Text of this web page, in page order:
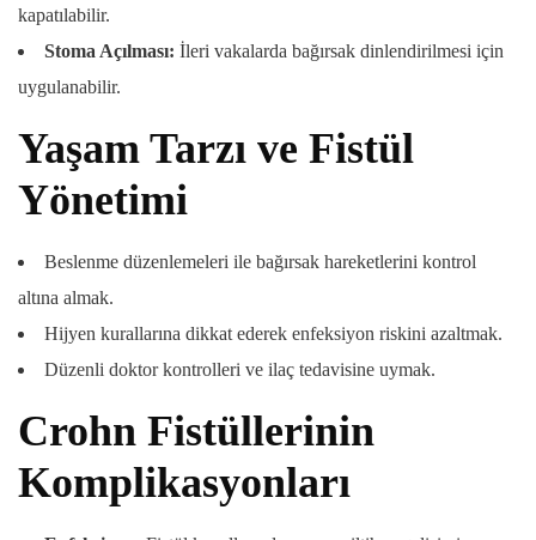
kapatılabilir.
Stoma Açılması: İleri vakalarda bağırsak dinlendirilmesi için
uygulanabilir.
Yaşam Tarzı ve Fistül
Yönetimi
Beslenme düzenlemeleri ile bağırsak hareketlerini kontrol
altına almak.
Hijyen kurallarına dikkat ederek enfeksiyon riskini azaltmak.
Düzenli doktor kontrolleri ve ilaç tedavisine uymak.
Crohn Fistüllerinin
Komplikasyonları